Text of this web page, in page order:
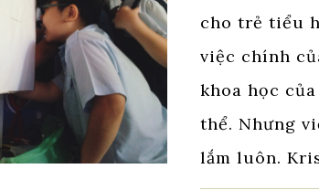
cho trẻ tiểu
việc chính
khoa học
thể. Nhưng
lắm luôn.